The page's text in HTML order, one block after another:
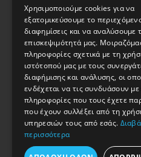
Γιωτάκης
Καλαμίδα
Αθήνα
ΤΚ. 10554
Τηλ:
Email:
kleidion.gr
Χρησιμοποιούμε cookies για να
εξατομικεύσουμε το
διαφημίσεις και να αναλύσουμε
επισκεψιμότητά μας.
πληροφορίες σχετικά με τη
ιστότοπού μας με τους
διαφήμισης και ανάλυσης, οι
ενδέχεται να τις συνδυάσουν με
πληροφορίες που τους έχετε
που έχουν συλλέξει από τη
υπηρεσιών τους από εσάς.
περισσότερα